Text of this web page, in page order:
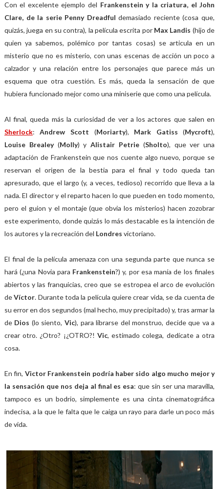
Con el excelente ejemplo del Frankenstein y la criatura, el John
Clare, de la serie Penny Dreadfuldemasiado reciente (cosa que,
quizás, juega en su contra), la película escrita por Max Landis (hijo de
quien ya sabemos, polémico por tantas cosas) se articula en un
misterio que no es misterio, con unas escenas de acción un poco a
calzador y una relación entre los personajes que parece más un
esquema que otra cuestión. Es más, queda la sensación de que
hubiera funcionado mejor como una miniserie que como una película.
Al final, queda más la curiosidad de ver a los actores que salen en
Sherlock:Andrew Scott (Moriarty), Mark Gatiss (Mycroft),
Louise Brealey(Molly) yAlistair Petrie(Sholto), que ver una
adaptación de Frankenstein que nos cuente algo nuevo, porque se
reservan el origen de la bestia para el final y todo queda tan
apresurado, que el largo (y, a veces, tedioso) recorrido que lleva a la
nada. El director y el reparto hacen lo que pueden en todo momento,
pero el guion y el montaje (que obvia los misterios) hacen zozobrar
este experimento, donde quizás lo más destacable es la intención de
los autores y la recreación del Londres victoriano.
El final de la película amenaza con una segunda parte que nunca se
hará (¿una Novia para Frankenstein?) y, por esa manía de los finales
abiertos y las franquicias, creo que se estropea el arco de evolución
deVíctor. Durante toda la película quiere crear vida, se da cuenta de
su error en dos segundos (mal hecho, muy precipitado) y, tras armar la
de Dios (lo siento, Vic), para librarse del monstruo, decide que va a
crear otro. ¿Otro? ¡¿OTRO?! Vic, estimado colega, dedícate a otra
cosa.
En fin, Victor Frankenstein podría haber sido algo mucho mejor y
la sensación que nos deja al final es esa: que sin ser una maravilla,
tampoco es un bodrio, simplemente es una cinta cinematográfica
indecisa, a la que le falta que le caiga un rayo para darle un poco más
de vida.